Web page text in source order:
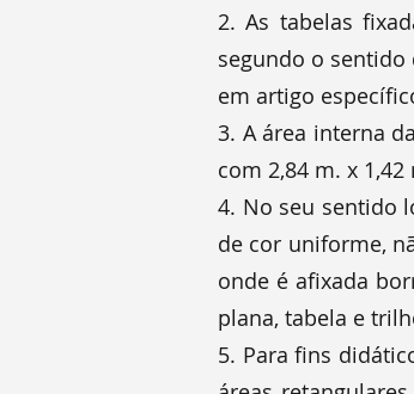
2. As tabelas
segundo o
em artigo
3. A área interna
com 2,84 m. x
4. No seu sentido
de cor uniforme,
onde é afixada
plana, tabela e
5. Para fins